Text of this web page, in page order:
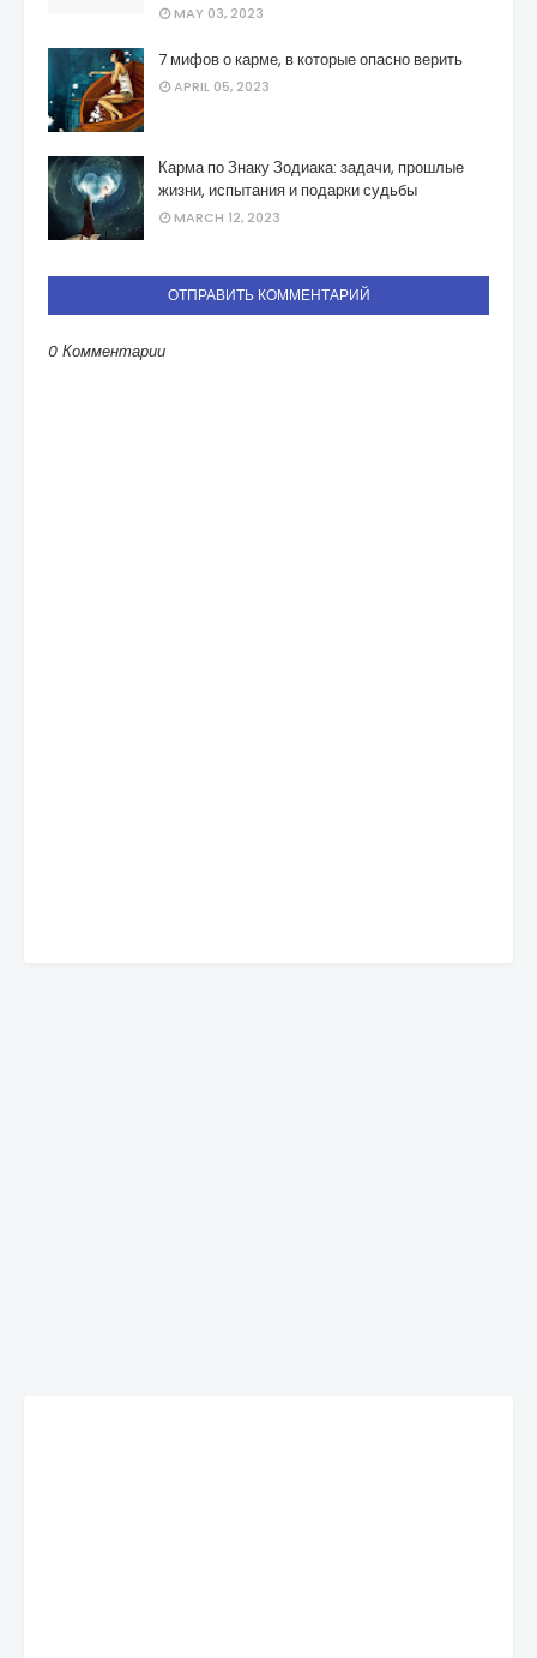
MAY 03, 2023
7 мифов о карме, в которые опасно верить
APRIL 05, 2023
Карма по Знаку Зодиака: задачи, прошлые
жизни, испытания и подарки судьбы
MARCH 12, 2023
ОТПРАВИТЬ КОММЕНТАРИЙ
0 Комментарии